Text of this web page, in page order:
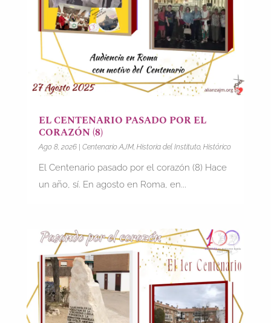
EL CENTENARIO PASADO POR EL
CORAZÓN (8)
Ago 8, 2026| Centenario AJM, Historia del Instituto, Histórico
El Centenario pasado por el corazón (8) Hace
un año, sí. En agosto en Roma, en...